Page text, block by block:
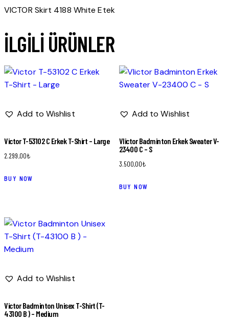
VICTOR Skirt 4188 White Etek
İLGILI ÜRÜNLER
Add to Wishlist
Victor T-53102 C Erkek T-Shirt – Large
2.299,00₺
BUY NOW
Add to Wishlist
VIictor Badminton Erkek Sweater V-
23400 C – S
3.500,00₺
BUY NOW
Add to Wishlist
Victor Badminton Unisex T-Shirt (T-
43100 B ) – Medium